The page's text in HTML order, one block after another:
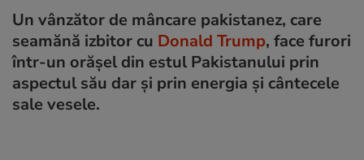
Un vânzător de mâncare pakistanez, care
seamănă izbitor cu Donald Trump, face furori
într-un orășel din estul Pakistanului prin
aspectul său dar și prin energia și cântecele
sale vesele.